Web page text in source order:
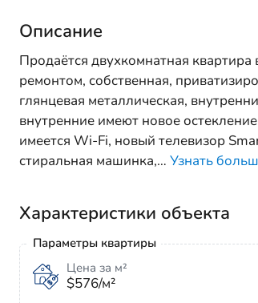
Описание
Продаётся двухкомнатная
ремонтом, собственная,
глянцевая металлическая,
внутренние имеют новое
имеется Wi-Fi, новый телевизор
стиральная машинка,… Узнать
Характеристики объекта
Параметры квартиры
Цена за м²
$576/м²